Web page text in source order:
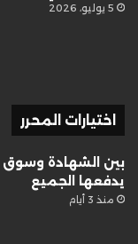
5 يوليو، 2026
اختيارات المحرر
بين الشهادة وسوق
يدفعها الجميع
منذ 3 أيام